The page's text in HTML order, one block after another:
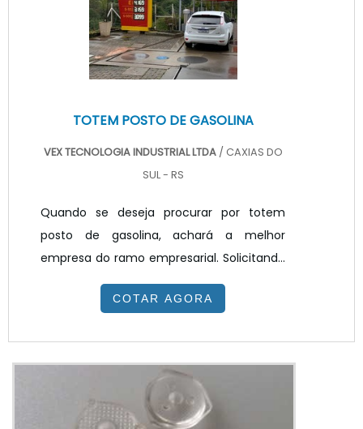
painel de LED para posto de combustível e
TOTEM POSTO DE GASOLINA
VEX TECNOLOGIA INDUSTRIAL LTDA / CAXIAS DO
SUL - RS
Quando se deseja procurar por totem
posto de gasolina, achará a melhor
empresa do ramo empresarial. Solicitando
um orçamento na melhor empresa do
segmento e encontrando a melhor em
colaboradores da VEX Tecnologia é
possível encontrar precisão com produtos
eletrônicos de qualidade para controle e
COTAR AGORA